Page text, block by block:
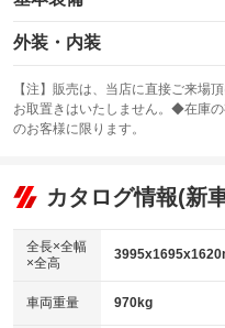
エアバッグ：運転席/助手席/サ
：装備あり
：装備なし
サンルーフ
：装備なし
リフトアップ
：装備なし
：装備なし
パワーウィンドウ
アイドリングストップ
：装備あり
外装・内装
カーナビ
：装備なし
TV
：装備なし
ビジュアル
：装備なし
：装備あり
革シート
キーレス
【注】販売は、当店に直接ご来場
お取置きはいたしません。◆在庫
のお客様に限ります。
カタログ情報(新
全長×全幅
×全高
車両重量 970kg